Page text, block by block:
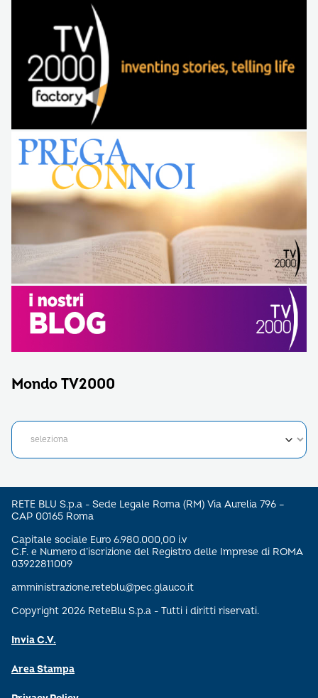
Mondo TV2000
RETE BLU S.p.a - Sede Legale Roma (RM) Via Aurelia 796 –
CAP 00165 Roma
Capitale sociale Euro 6.980.000,00 i.v
C.F. e Numero d’iscrizione del Registro delle Imprese di ROMA
03922811009
amministrazione.reteblu@pec.glauco.it
Copyright 2026 ReteBlu S.p.a - Tutti i diritti riservati.
Invia C.V.
Area Stampa